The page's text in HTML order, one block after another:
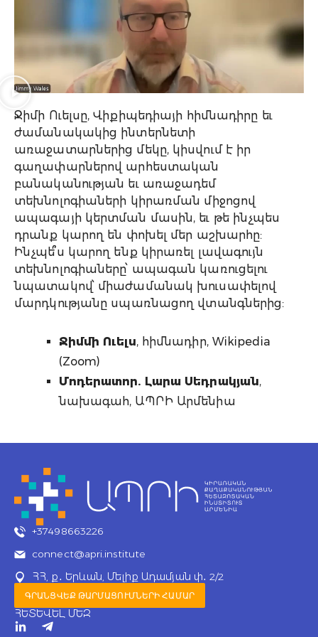
Ջիմի Ուելսը, Վիքիպեդիայի հիմնադիրը եւ
ժամանակակից ինտերնետի
առաջատարներից մեկը, կիսվում է իր
գաղափարներով արհեստական
բանականության եւ առաջադեմ
տեխնոլոգիաների կիրառման միջոցով
ապագայի կերտման մասին, եւ թե ինչպես
դրանք կարող են փոխել մեր աշխարհը:
Ինչպե՞ս կարող ենք կիրառել լավագույն
տեխնոլոգիաները՝ ապագան կառուցելու
նպատակով՝ միաժամանակ խուսափելով
մարդկությանը սպառնացող վտանգներից:
Ջիմմի Ուելս, հիմնադիր, Wikipedia
(Zoom)
Մոդերատոր. Լարա Սեդրակյան,
նախագահ, ԱՊՐԻ Արմենիա
+37498663226
connect@apri.institute
ՀՀ, ք․ Երևան, Մելիք Ադամյան փ․ 2/2
ԳՐԱՆՑՎԵՔ ԹԱՐՄԱՑՈՒՄՆԵՐԻ ՀԱՄԱՐ
ՀԵՏԵՎԵԼ ՄԵԶ
T